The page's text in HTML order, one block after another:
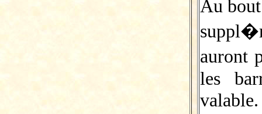
Au
auront
les
valable.